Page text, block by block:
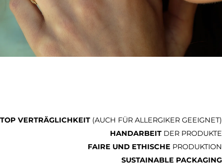
TOP VERTRÄGLICHKEIT (AUCH FÜR ALLERGIKER GEEIGNET)
HANDARBEIT DER PRODUKTE
FAIRE UND ETHISCHE PRODUKTION
SUSTAINABLE PACKAGING